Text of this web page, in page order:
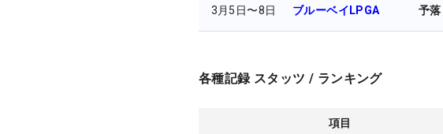
3月5日〜8日 ブルーベイLPGA 予落
各種記録 スタッツ / ランキング
項目